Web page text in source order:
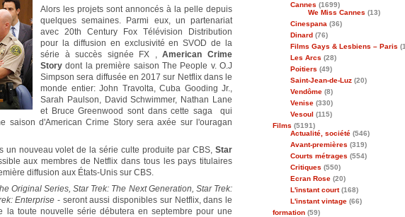
Alors les projets sont annoncés à la pelle depuis
quelques semaines. Parmi eux, un partenariat
avec 20th Century Fox Télévision Distribution
pour la diffusion en exclusivité en SVOD de la
série à succès signée FX ,American Crime
Story dont la première saison The People v. O.J
Simpson sera diffusée en 2017 sur Netflix dans le
monde entier: John Travolta, Cuba Gooding Jr.,
Sarah Paulson, David Schwimmer, Nathan Lane
et Bruce Greenwood sont dans cette saga qui
saison d'American Crime Story sera axée sur l'ouragan
un nouveau volet de la série culte produite par CBS, Star
aux membres de Netflix dans tous les pays titulaires
diffusion aux États-Unis sur CBS.
Original Series, Star Trek: The Next Generation, Star Trek:
Enterprise - seront aussi disponibles sur Netflix, dans le
la toute nouvelle série débutera en septembre pour une
Cannes (1699)
We Miss Cannes (13)
Cinespana (36)
Dinard (76)
Films Gays & Lesbiens – Paris
Les Arcs (28)
Poitiers (49)
Saint-Jean-de-Luz (20)
Vendôme (8)
Venise (330)
Vesoul (115)
Films (5191)
Actualité, société (546)
Avant-premières (319)
Courts métrages (554)
Critiques (550)
Ecran Rose (20)
L'instant court(168)
L'instant vintage (66)
formation (59)